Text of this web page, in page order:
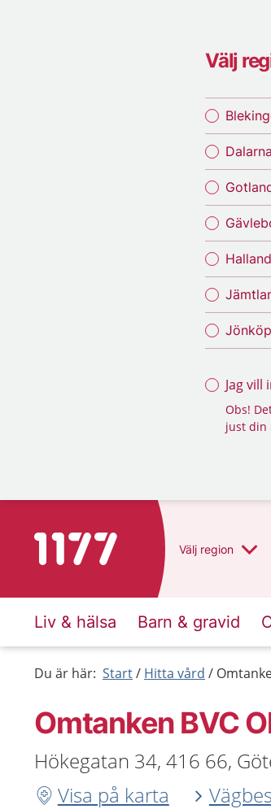
Välj
Dalarna
Halland
Jag
Obs!
just din
Till startsidan för 1177 Välj region
Liv & hälsa Barn & gravid
Du är här: Start Hitta vård
Omtanken BVC
Hökegatan 34, 416 66,
Visa på karta